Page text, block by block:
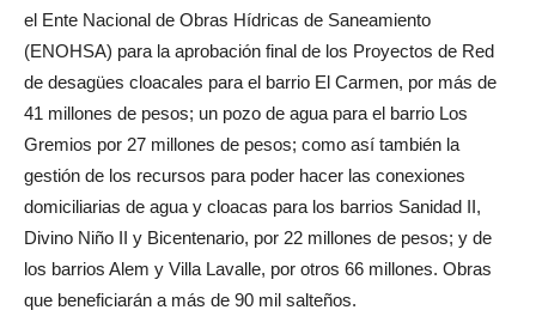
el Ente Nacional de Obras Hídricas de Saneamiento
(ENOHSA) para la aprobación final de los Proyectos de Red
de desagües cloacales para el barrio El Carmen, por más de
41 millones de pesos; un pozo de agua para el barrio Los
Gremios por 27 millones de pesos; como así también la
gestión de los recursos para poder hacer las conexiones
domiciliarias de agua y cloacas para los barrios Sanidad II,
Divino Niño II y Bicentenario, por 22 millones de pesos; y de
los barrios Alem y Villa Lavalle, por otros 66 millones. Obras
que beneficiarán a más de 90 mil salteños.